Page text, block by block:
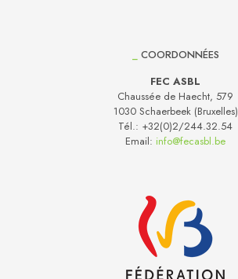
COORDONNÉES
FEC ASBL
Chaussée de Haecht, 579
1030 Schaerbeek (Bruxelles)
Tél.: +32(0)2/244.32.54
Email: info@fecasbl.be